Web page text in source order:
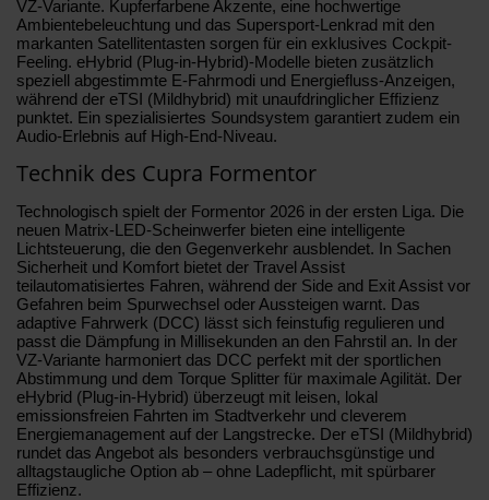
VZ-Variante. Kupferfarbene Akzente, eine hochwertige
Ambientebeleuchtung und das Supersport-Lenkrad mit den
markanten Satellitentasten sorgen für ein exklusives Cockpit-
Feeling. eHybrid (Plug-in-Hybrid)-Modelle bieten zusätzlich
speziell abgestimmte E-Fahrmodi und Energiefluss-Anzeigen,
während der eTSI (Mildhybrid) mit unaufdringlicher Effizienz
punktet. Ein spezialisiertes Soundsystem garantiert zudem ein
Audio-Erlebnis auf High-End-Niveau.
Technik des Cupra Formentor
Technologisch spielt der Formentor 2026 in der ersten Liga. Die
neuen Matrix-LED-Scheinwerfer bieten eine intelligente
Lichtsteuerung, die den Gegenverkehr ausblendet. In Sachen
Sicherheit und Komfort bietet der Travel Assist
teilautomatisiertes Fahren, während der Side and Exit Assist vor
Gefahren beim Spurwechsel oder Aussteigen warnt. Das
adaptive Fahrwerk (DCC) lässt sich feinstufig regulieren und
passt die Dämpfung in Millisekunden an den Fahrstil an. In der
VZ-Variante harmoniert das DCC perfekt mit der sportlichen
Abstimmung und dem Torque Splitter für maximale Agilität. Der
eHybrid (Plug-in-Hybrid) überzeugt mit leisen, lokal
emissionsfreien Fahrten im Stadtverkehr und cleverem
Energiemanagement auf der Langstrecke. Der eTSI (Mildhybrid)
rundet das Angebot als besonders verbrauchsgünstige und
alltagstaugliche Option ab – ohne Ladepflicht, mit spürbarer
Effizienz.